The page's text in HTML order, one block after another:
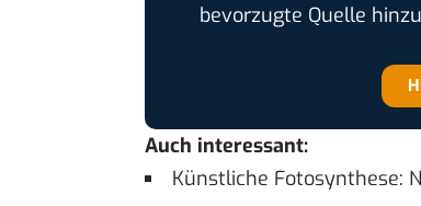
bevorzugte Quelle
Auch interessant:
Künstliche Fotosynthese: